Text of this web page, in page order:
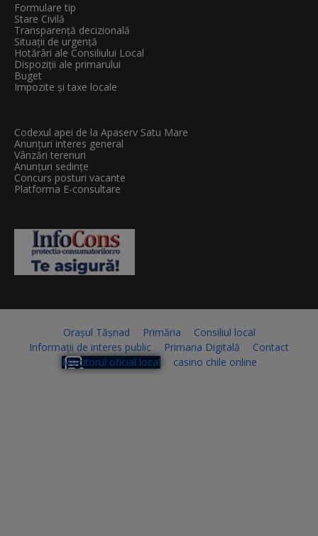
Formulare tip
Stare Civilă
Transparenţă decizională
Situații de urgență
Hotărâri ale Consiliului Local
Dispoziții ale primarului
Buget
Impozite și taxe locale
Codexul apei de la Apaserv Satu Mare
Anunțuri interes general
Vânzări terenuri
Anunțuri sedințe
Concurs posturi vacante
Platforma E-consultare
Orașul Tășnad Primăria
Consiliul local
Informații de interes public
Primaria Digitală
Contact
Monitorul oficial local
casino chile online